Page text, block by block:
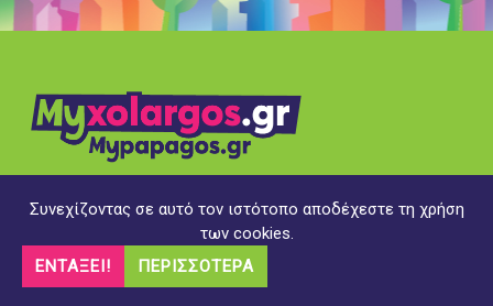
Copyright ©2020 MyXolargos.gr/MyPapagos.gr, με την
Υλοποίησηopk.grΔιαχείριση
Συνεχίζοντας σε αυτό τον ιστότοπο αποδέχεστε τη χρήση
των cookies.
ΕΝΤΆΞΕΙ!
ΠΕΡΙΣΣΌΤΕΡΑ